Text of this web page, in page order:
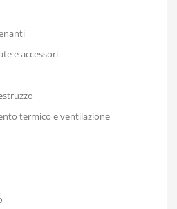
e accessori
termico e ventilazione